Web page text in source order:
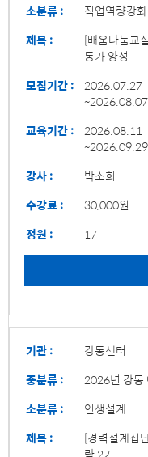
소분류 :
직업역량강화
제목 :
[배움나눔교
동가 양성
모집기간 : 2026.07.27
~2026.08.07
교육기간 : 2026.08.11
~2026.09.29
강사 :
박소희
수강료 :
30,000원
정원 :
17
기관 :
강동센터
중분류 :
2026년 강동
소분류 :
인생설계
제목 :
[경력설계집